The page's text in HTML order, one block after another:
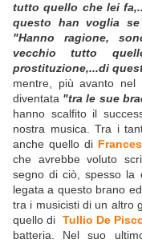
tutto quello che lei
questo han voglia
"Hanno ragione,
vecchio tutto
prostituzione,...di
mentre, più avanto nel
diventata "tra le sue
hanno scalfito il
nostra musica. Tra i
anche quello di
che avrebbe voluto
segno di ciò, spesso la
legata a questo brano
tra i musicisti di un altro
quello di Tullio De
batteria. Nel suo